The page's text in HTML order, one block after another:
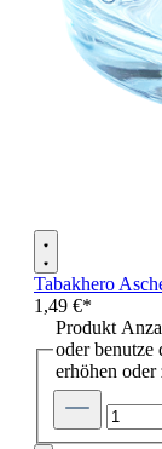
Tabakhero
1,49 €*
Produkt
oder benutze
erhöhen oder